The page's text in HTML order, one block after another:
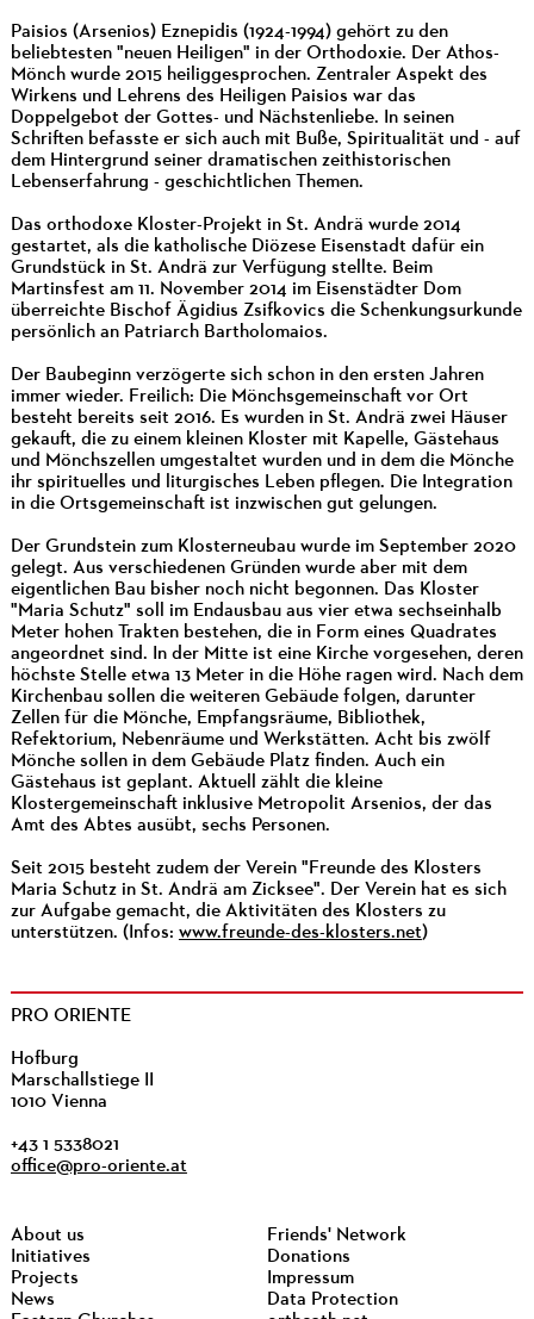
Paisios (Arsenios) Eznepidis (1924-1994) gehört zu den
beliebtesten "neuen Heiligen" in der Orthodoxie. Der Athos-
Mönch wurde 2015 heiliggesprochen. Zentraler Aspekt des
Wirkens und Lehrens des Heiligen Paisios war das
Doppelgebot der Gottes- und Nächstenliebe. In seinen
Schriften befasste er sich auch mit Buße, Spiritualität und - auf
dem Hintergrund seiner dramatischen zeithistorischen
Lebenserfahrung - geschichtlichen Themen.
Das orthodoxe Kloster-Projekt in St. Andrä wurde 2014
gestartet, als die katholische Diözese Eisenstadt dafür ein
Grundstück in St. Andrä zur Verfügung stellte. Beim
Martinsfest am 11. November 2014 im Eisenstädter Dom
überreichte Bischof Ägidius Zsifkovics die Schenkungsurkunde
persönlich an Patriarch Bartholomaios.
Der Baubeginn verzögerte sich schon in den ersten Jahren
immer wieder. Freilich: Die Mönchsgemeinschaft vor Ort
besteht bereits seit 2016. Es wurden in St. Andrä zwei Häuser
gekauft, die zu einem kleinen Kloster mit Kapelle, Gästehaus
und Mönchszellen umgestaltet wurden und in dem die Mönche
ihr spirituelles und liturgisches Leben pflegen. Die Integration
in die Ortsgemeinschaft ist inzwischen gut gelungen.
Der Grundstein zum Klosterneubau wurde im September 2020
gelegt. Aus verschiedenen Gründen wurde aber mit dem
eigentlichen Bau bisher noch nicht begonnen. Das Kloster
"Maria Schutz" soll im Endausbau aus vier etwa sechseinhalb
Meter hohen Trakten bestehen, die in Form eines Quadrates
angeordnet sind. In der Mitte ist eine Kirche vorgesehen, deren
höchste Stelle etwa 13 Meter in die Höhe ragen wird. Nach dem
Kirchenbau sollen die weiteren Gebäude folgen, darunter
Zellen für die Mönche, Empfangsräume, Bibliothek,
Refektorium, Nebenräume und Werkstätten. Acht bis zwölf
Mönche sollen in dem Gebäude Platz finden. Auch ein
Gästehaus ist geplant. Aktuell zählt die kleine
Klostergemeinschaft inklusive Metropolit Arsenios, der das
Amt des Abtes ausübt, sechs Personen.
Seit 2015 besteht zudem der Verein "Freunde des Klosters
Maria Schutz in St. Andrä am Zicksee". Der Verein hat es sich
zur Aufgabe gemacht, die Aktivitäten des Klosters zu
unterstützen. (Infos: www.freunde-des-klosters.net)
PRO ORIENTE
Hofburg
Marschallstiege II
1010 Vienna
+43 1 5338021
office@pro-oriente.at
About us
Initiatives
Projects
News
Friends' Network
Donations
Impressum
Data Protection